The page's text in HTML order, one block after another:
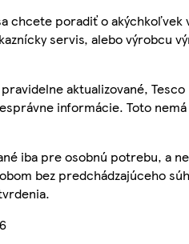
chcete poradiť o akýchkoľvek
servis, alebo výrobcu
aktualizované, Tesco
informácie. Toto nemá
iba pre osobnú potrebu, a
bez predchádzajúceho